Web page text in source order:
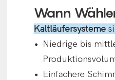
Wann
Kaltläufersysteme
Niedrige bis
Einfachere